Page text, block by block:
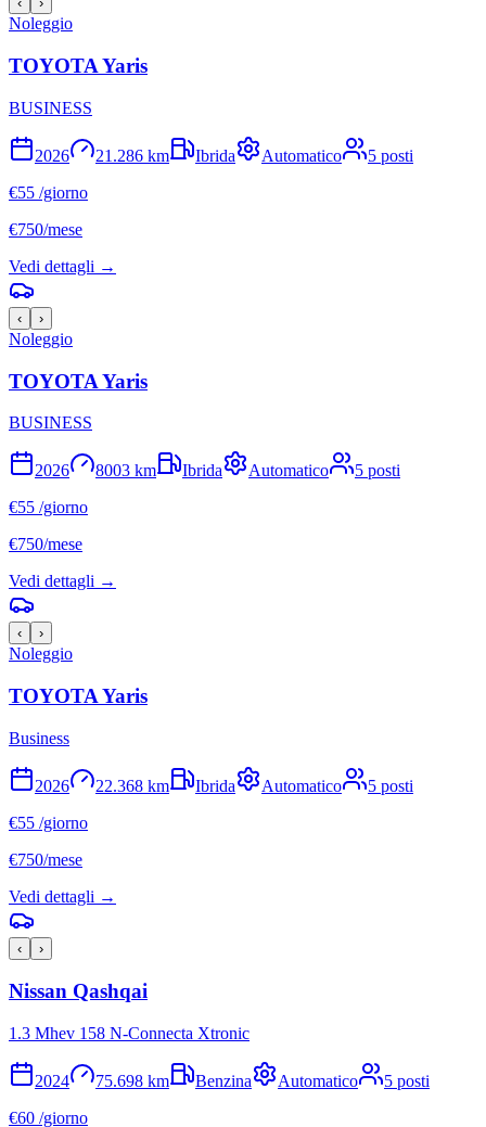
Noleggio
TOYOTAYaris
BUSINESS
2026 21.286 km Ibrida Automatico 5 posti
€55 /giorno
€750/mese
Vedi dettagli →
‹ ›
Noleggio
TOYOTAYaris
BUSINESS
2026 8003 km Ibrida Automatico 5 posti
€55 /giorno
€750/mese
Vedi dettagli →
‹ ›
Noleggio
TOYOTAYaris
Business
2026 22.368 km Ibrida Automatico 5 posti
€55 /giorno
€750/mese
Vedi dettagli →
‹ ›
Nissan Qashqai
1.3 Mhev 158 N-Connecta Xtronic
2024 75.698 km Benzina Automatico 5 posti
€60 /giorno